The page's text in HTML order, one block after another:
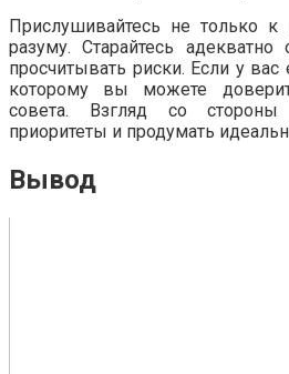
Прислушивайтесь не только
разуму. Старайтесь
просчитывать риски. Если у
которому вы можете
совета. Взгляд со стороны
приоритеты и продумать
Вывод